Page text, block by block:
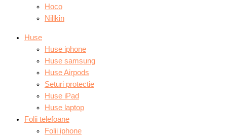
Hoco
Nillkin
Huse
Huse iphone
Huse samsung
Huse Airpods
Seturi protectie
Huse iPad
Huse laptop
Folii telefoane
Folii iphone